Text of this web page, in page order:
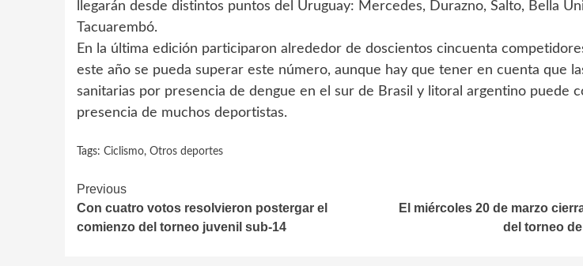
llegarán desde distintos puntos del Uruguay: Mercedes, Durazno, Salto, Bella
Tacuarembó.
En la última edición participaron alrededor de doscientos cincuenta
este año se pueda superar este número, aunque hay que tener en cuenta que
sanitarias por presencia de dengue en el sur de Brasil y litoral argentino puede
presencia de muchos deportistas.
Tags: Ciclismo, Otros deportes
Continue
Reading
Previous
Con cuatro votos resolvieron postergar el
comienzo del torneo juvenil sub-14
El miércoles 20 de marzo
del torneo